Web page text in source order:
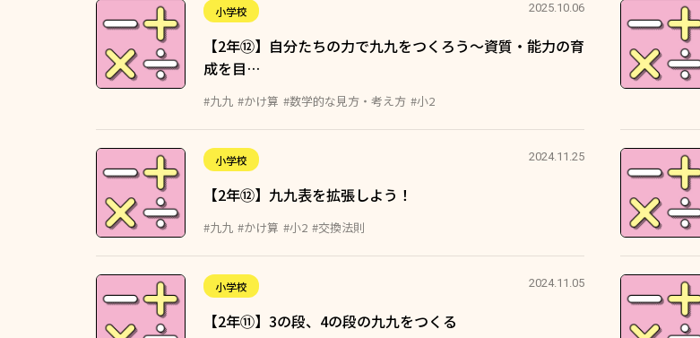
小学校 2025.10.06
【2年⑫】自分たちの力で九九をつくろう～資質・能力の育
成を目…
#九九 #かけ算 #数学的な見方・考え方 #小2
小学校 2024.11.25
【2年⑫】九九表を拡張しよう！
#九九 #かけ算 #小2 #交換法則
小学校 2024.11.05
【2年⑪】3の段、4の段の九九をつくる